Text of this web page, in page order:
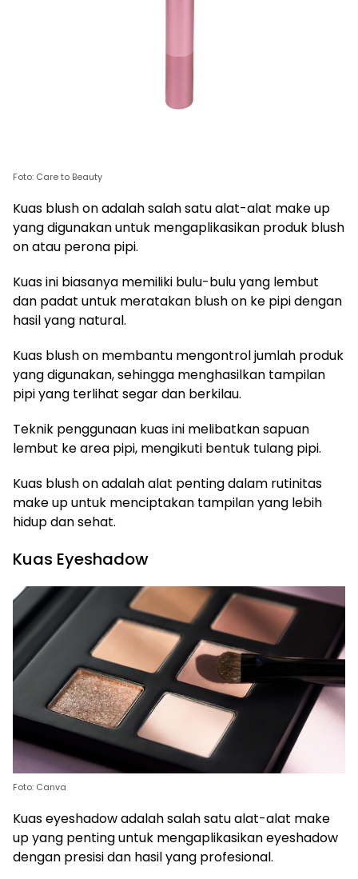
Foto: Care to Beauty
Kuas blush on adalah salah satu alat-alat make up
yang digunakan untuk mengaplikasikan produk blush
on atau perona pipi.
Kuas ini biasanya memiliki bulu-bulu yang lembut
dan padat untuk meratakan blush on ke pipi dengan
hasil yang natural.
Kuas blush on membantu mengontrol jumlah produk
yang digunakan, sehingga menghasilkan tampilan
pipi yang terlihat segar dan berkilau.
Teknik penggunaan kuas ini melibatkan sapuan
lembut ke area pipi, mengikuti bentuk tulang pipi.
Kuas blush on adalah alat penting dalam rutinitas
make up untuk menciptakan tampilan yang lebih
hidup dan sehat.
Kuas Eyeshadow
Foto: Canva
Kuas eyeshadow adalah salah satu alat-alat make
up yang penting untuk mengaplikasikan eyeshadow
dengan presisi dan hasil yang profesional.